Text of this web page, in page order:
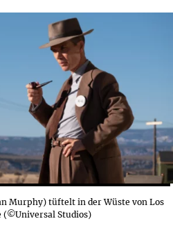
Murphy) tüftelt in der Wüste von Los
(©Universal Studios)